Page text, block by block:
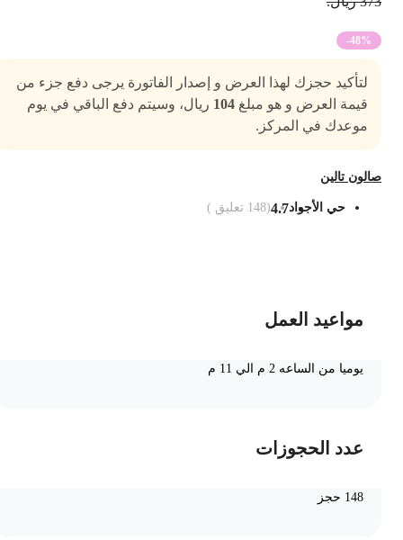
-48%
لتأكيد حجزك لهذا العرض و إصدار الفاتورة يرجى دفع جزء من
قيمة العرض و هو مبلغ104 ريال، وسيتم دفع الباقي في يوم
موعدك في المركز.
تالين
حي الأجواد4.7
(
148تعليق )
مواعيد العمل
يوميا من الساعه 2 م الي 11 م
عدد الحجوزات